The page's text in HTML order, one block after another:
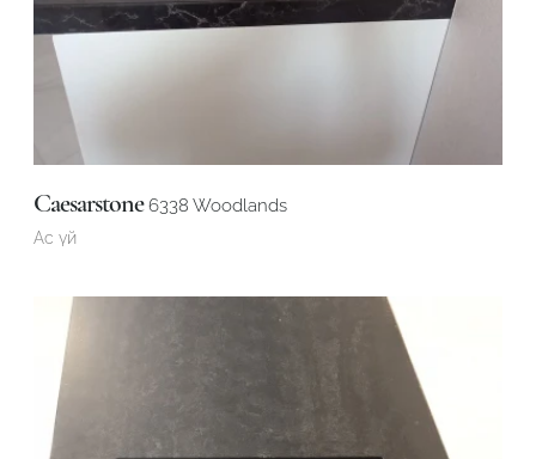
Caesarstone6338 Woodlands
Ас үй